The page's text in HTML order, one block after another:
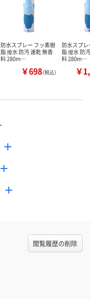
防水スプレー フッ素樹
脂 撥水 防汚 速乾 無香
料 280m…
￥698（税込）
防水スプ
脂 撥水 防
料 280m…
￥
閲覧履歴の削除